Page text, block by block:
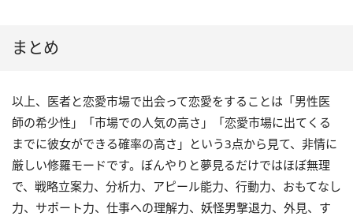
まとめ
以上、医者と恋愛市場で出会って恋愛をすることは「男性医
師の希少性」「市場での人気の高さ」「恋愛市場に出てくる
までに彼女ができる確率の高さ」という3点から見て、非情に
厳しい修羅モードです。ぼんやりと夢見るだけではほぼ無理
で、戦略立案力、分析力、アピール能力、行動力、おもてなし
力、サポート力、仕事への理解力、妖怪男撃退力、外見、す